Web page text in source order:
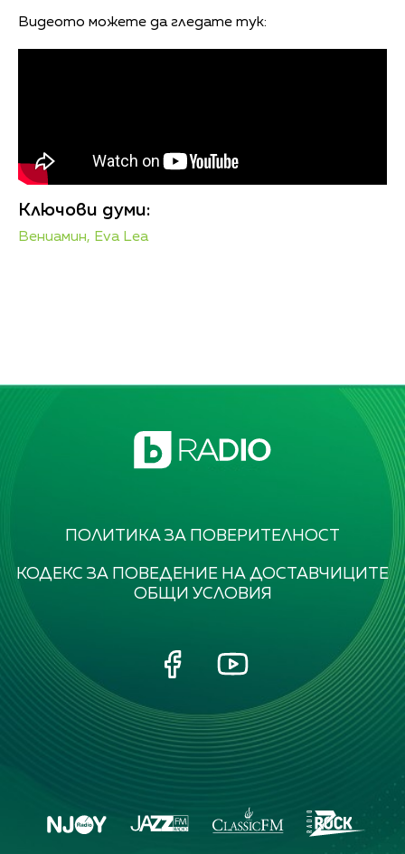
Видеото можете да гледате тук:
Ключови думи:
Вениамин, Eva Lea
ПОЛИТИКА ЗА ПОВЕРИТЕЛНОСТ
КОДЕКС ЗА ПОВЕДЕНИЕ НА ДОСТАВЧИЦИТЕ
ОБЩИ УСЛОВИЯ